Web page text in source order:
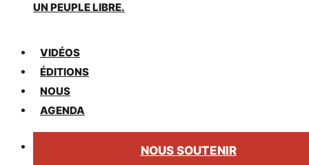
UN PEUPLE LIBRE.
VIDÉOS
ÉDITIONS
NOUS
AGENDA
NOUS SOUTENIR